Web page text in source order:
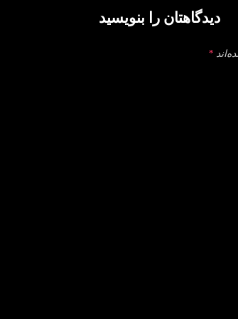
دیدگاهتان را بنویسید
*